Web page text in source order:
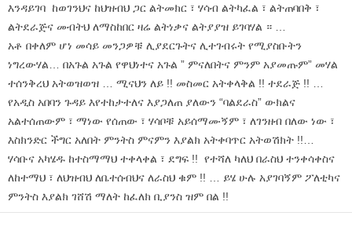
እንዳይገባ ከወገንህና ከህዝብህ ጋር ልትመክር ፣ ሃሳብ ልትካፈል ፣ ልትጠባበቅ ፣
ልትደራጅና መብትህ ለማስከበር ዛሬ ልትነቃና ልትያያዝ ይገባሃል ። …
አቶ በቀለም ሆነ መሳይ መንጋዎቹ ሊያደርጉትና ሊተገብሩት የሚያስቡትን
ነግረውሃል… በአጉል አጉል የዋህነተና አጉል ” ምናለበትና ምንም አያመጡም” መሃል
ተሰንቅረህ አትወዝወዝ … ሚናህን ለይ !! መስመር አትቀላቅል !! ተደራጅ !! …
የአዲስ አበባን ጉዳይ እየተከታተለና እያጋለጠ ያለውን “ባልደራስ” ውክልና
አልተሰጠውም ፣ ማነው የሰጠው ፣ ሃሳቦቹ አይሰማሙኝም ፣ ለገንዘብ በለው ነው ፣
እስክንድር ችግር አለበት ምንትስ ምናምን እያልክ አትቀባጥር አትወሽክት !!…
ሃሳቡና አካሄዱ ከተስማማህ ተቀላቀል ፣ ደግፍ !! የተሻለ ካለህ በራስህ ተንቀሳቀስና
ለከተማህ ፣ ለህዝብህ ለቤተሰብህና ለራስህ ቁም !! … ይሄ ሁሉ አያገባኝም ፖለቲካና
ምንትስ እያልክ ገሸሽ ማለት ከፈለክ ቢያንስ ዝም በል !!